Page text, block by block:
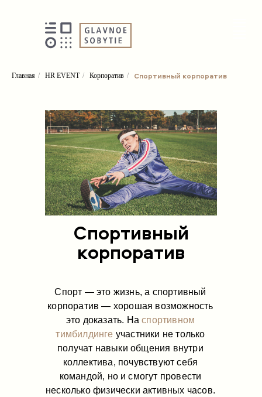
Главная / HR EVENT / Корпоратив / Спортивный корпоратив
Спортивный
корпоратив
Спорт — это жизнь, а спортивный
корпоратив — хорошая возможность
это доказать. Наспортивном
тимбилдинге участники не только
получат навыки общения внутри
коллектива, почувствуют себя
командой, но и смогут провести
несколько физически активных часов.